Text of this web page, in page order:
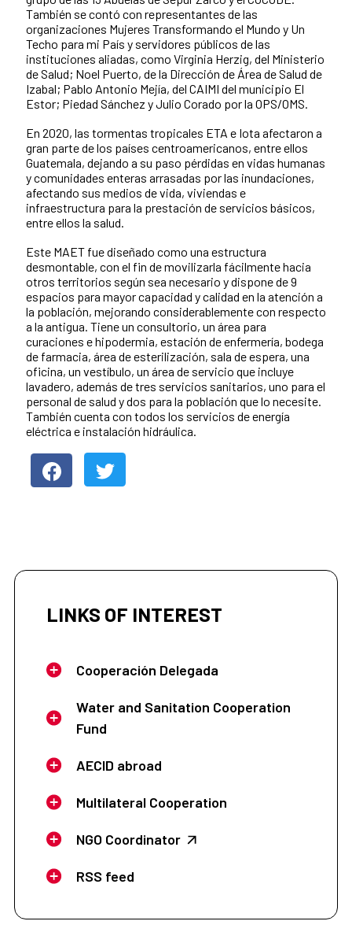
También se contó con representantes de las
organizaciones Mujeres Transformando el Mundo y Un
Techo para mi País y servidores públicos de las
instituciones aliadas, como Virginia Herzig, del Ministerio
de Salud; Noel Puerto, de la Dirección de Área de Salud de
Izabal; Pablo Antonio Mejía, del CAIMI del municipio El
Estor; Piedad Sánchez y Julio Corado por la OPS/OMS.
En 2020, las tormentas tropicales ETA e Iota afectaron a
gran parte de los países centroamericanos, entre ellos
Guatemala, dejando a su paso pérdidas en vidas humanas
y comunidades enteras arrasadas por las inundaciones,
afectando sus medios de vida, viviendas e
infraestructura para la prestación de servicios básicos,
entre ellos la salud.
Este MAET fue diseñado como una estructura
desmontable, con el fin de movilizarla fácilmente hacia
otros territorios según sea necesario y dispone de 9
espacios para mayor capacidad y calidad en la atención a
la población, mejorando considerablemente con respecto
a la antigua. Tiene un consultorio, un área para
curaciones e hipodermia, estación de enfermería, bodega
de farmacia, área de esterilización, sala de espera, una
oficina, un vestíbulo, un área de servicio que incluye
lavadero, además de tres servicios sanitarios, uno para el
personal de salud y dos para la población que lo necesite.
También cuenta con todos los servicios de energía
eléctrica e instalación hidráulica.
LINKS OF INTEREST
Cooperación Delegada
Water and Sanitation Cooperation
Fund
AECID abroad
Multilateral Cooperation
NGO Coordinator
RSS feed